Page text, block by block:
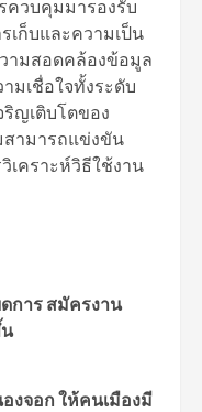
วบคุมมารองรับ
ก็บและความเป็น
ามสอดคล้องข้อมูล
เชื่อใจทั้งระดับ
ริญเติบโตของ
สามารถแข่งขัน
เคราะห์วิธีใช้งาน
การ สมัครงาน
งจอก ให้คนเมืองมี